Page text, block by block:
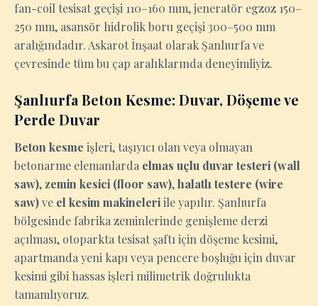
fan-coil tesisat geçişi 110–160 mm, jeneratör egzoz 150–
250 mm, asansör hidrolik boru geçişi 300–500 mm
aralığındadır. Askarot İnşaat olarak Şanlıurfa ve
çevresinde tüm bu çap aralıklarında deneyimliyiz.
Şanlıurfa Beton Kesme: Duvar, Döşeme ve
Perde Duvar
Beton kesme işleri, taşıyıcı olan veya olmayan
betonarme elemanlarda elmas uçlu duvar testeri (wall
saw), zemin kesici (floor saw),halatlı testere (wire
saw)ve el kesim makineleriile yapılır. Şanlıurfa
bölgesinde fabrika zeminlerinde genişleme derzi
açılması, otoparkta tesisat şaftı için döşeme kesimi,
apartmanda yeni kapı veya pencere boşluğu için duvar
kesimi gibi hassas işleri milimetrik doğrulukta
tamamlıyoruz.